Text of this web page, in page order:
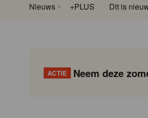
Nieuws +PLUS Dit is
ACTIE Neem deze